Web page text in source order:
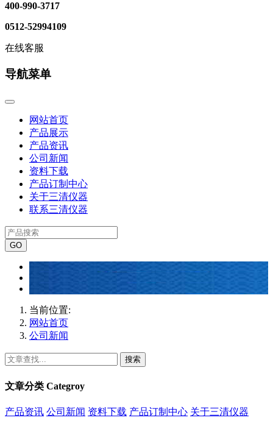
400-990-3717
0512-52994109
在线客服
导航菜单
网站首页
产品展示
产品资讯
公司新闻
资料下载
产品订制中心
关于三清仪器
联系三清仪器
当前位置:
网站首页
公司新闻
搜索
文章分类 Categroy
产品资讯 公司新闻 资料下载 产品订制中心 关于三清仪器